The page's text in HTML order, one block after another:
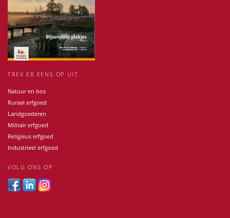
TREK ER EENS OP UIT
Natuur en bos
Ruraal erfgoed
Landgoederen
Militair erfgoed
Religieus erfgoed
Industrieel erfgoed
VOLG ONS OP